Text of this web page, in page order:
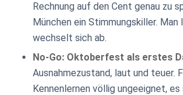
Rechnung auf den Cent genau zu
München ein Stimmungskiller. Man
wechselt sich ab.
No-Go: Oktoberfest als erstes
Ausnahmezustand, laut und teuer.
Kennenlernen völlig ungeeignet,